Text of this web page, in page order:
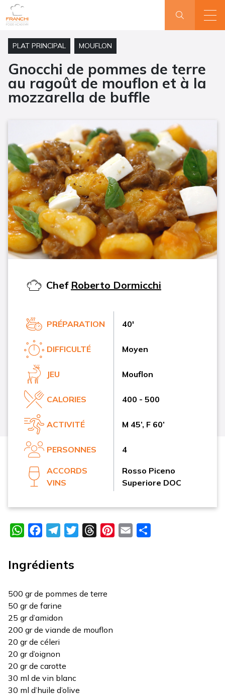
PLAT PRINCIPAL MOUFLON
Gnocchi de pommes de terre
au ragoût de mouflon et à la
mozzarella de buffle
Chef Roberto Dormicchi
PRÉPARATION 40'
DIFFICULTÉ Moyen
JEU Mouflon
CALORIES 400 - 500
ACTIVITÉ M 45’, F 60’
PERSONNES 4
ACCORDS
VINS
Rosso Piceno
Superiore DOC
WhatsAppFacebookTelegramTwitterThreadsPinterest
Email
Ingrédients
500 gr de pommes de terre
50 gr de farine
25 gr d’amidon
200 gr de viande de mouflon
20 gr de céleri
20 gr d’oignon
20 gr de carotte
30 ml de vin blanc
30 ml d’huile d’olive